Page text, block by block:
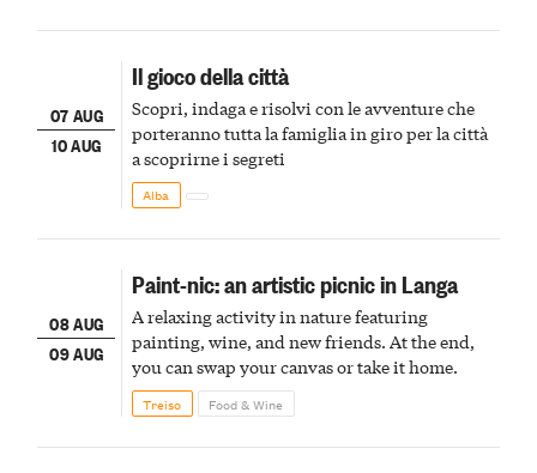
07 AUG
10 AUG
Il gioco della città
Scopri, indaga e risolvi con le avventure che
porteranno tutta la famiglia in giro per la città
a scoprirne i segreti
Alba
08 AUG
09 AUG
Paint-nic: an artistic picnic in Langa
A relaxing activity in nature featuring
painting, wine, and new friends. At the end,
you can swap your canvas or take it home.
Treiso Food & Wine